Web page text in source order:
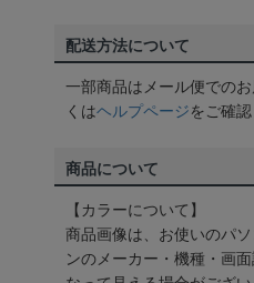
配送方法について
一部商品はメール便での
くはヘルプページをご確認
商品について
【カラーについて】
商品画像は、お使いのパ
ンのメーカー・機種・画